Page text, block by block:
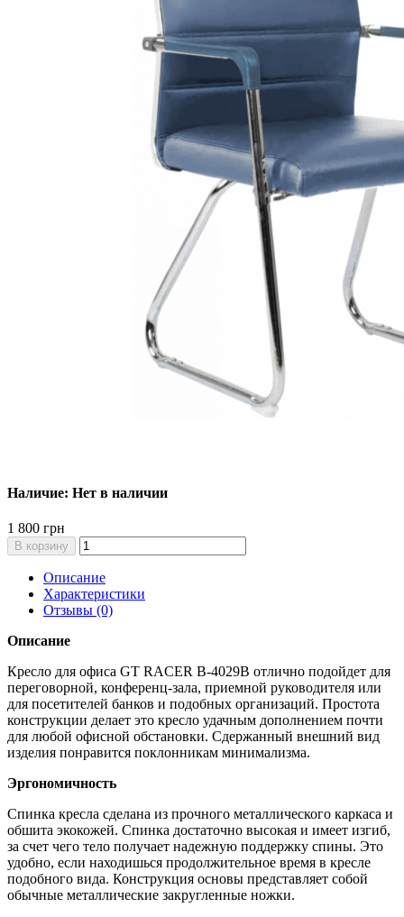
Наличие: Нет в наличии
1 800 грн
В корзину
Описание
Характеристики
Отзывы (0)
Описание
Кресло для офиса GT RACER B-4029B отлично подойдет для
переговорной, конференц-зала, приемной руководителя или
для посетителей банков и подобных организаций. Простота
конструкции делает это кресло удачным дополнением почти
для любой офисной обстановки. Сдержанный внешний вид
изделия понравится поклонникам минимализма.
Эргономичность
Спинка кресла сделана из прочного металлического каркаса и
обшита экокожей. Спинка достаточно высокая и имеет изгиб,
за счет чего тело получает надежную поддержку спины. Это
удобно, если находишься продолжительное время в кресле
подобного вида. Конструкция основы представляет собой
обычные металлические закругленные ножки.